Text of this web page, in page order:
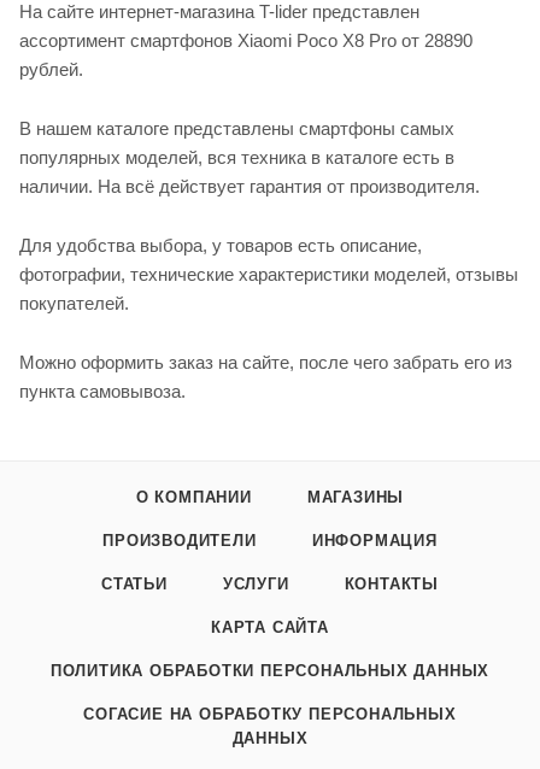
На сайте интернет-магазина T-lider представлен
ассортимент смартфонов Xiaomi Poco X8 Pro от 28890
рублей.
В нашем каталоге представлены смартфоны самых
популярных моделей, вся техника в каталоге есть в
наличии. На всё действует гарантия от производителя.
Для удобства выбора, у товаров есть описание,
фотографии, технические характеристики моделей, отзывы
покупателей.
Можно оформить заказ на сайте, после чего забрать его из
пункта самовывоза.
О КОМПАНИИ МАГАЗИНЫ
ПРОИЗВОДИТЕЛИ ИНФОРМАЦИЯ
СТАТЬИ УСЛУГИ КОНТАКТЫ
КАРТА САЙТА
ПОЛИТИКА ОБРАБОТКИ ПЕРСОНАЛЬНЫХ ДАННЫХ
СОГАСИЕ НА ОБРАБОТКУ ПЕРСОНАЛЬНЫХ
ДАННЫХ